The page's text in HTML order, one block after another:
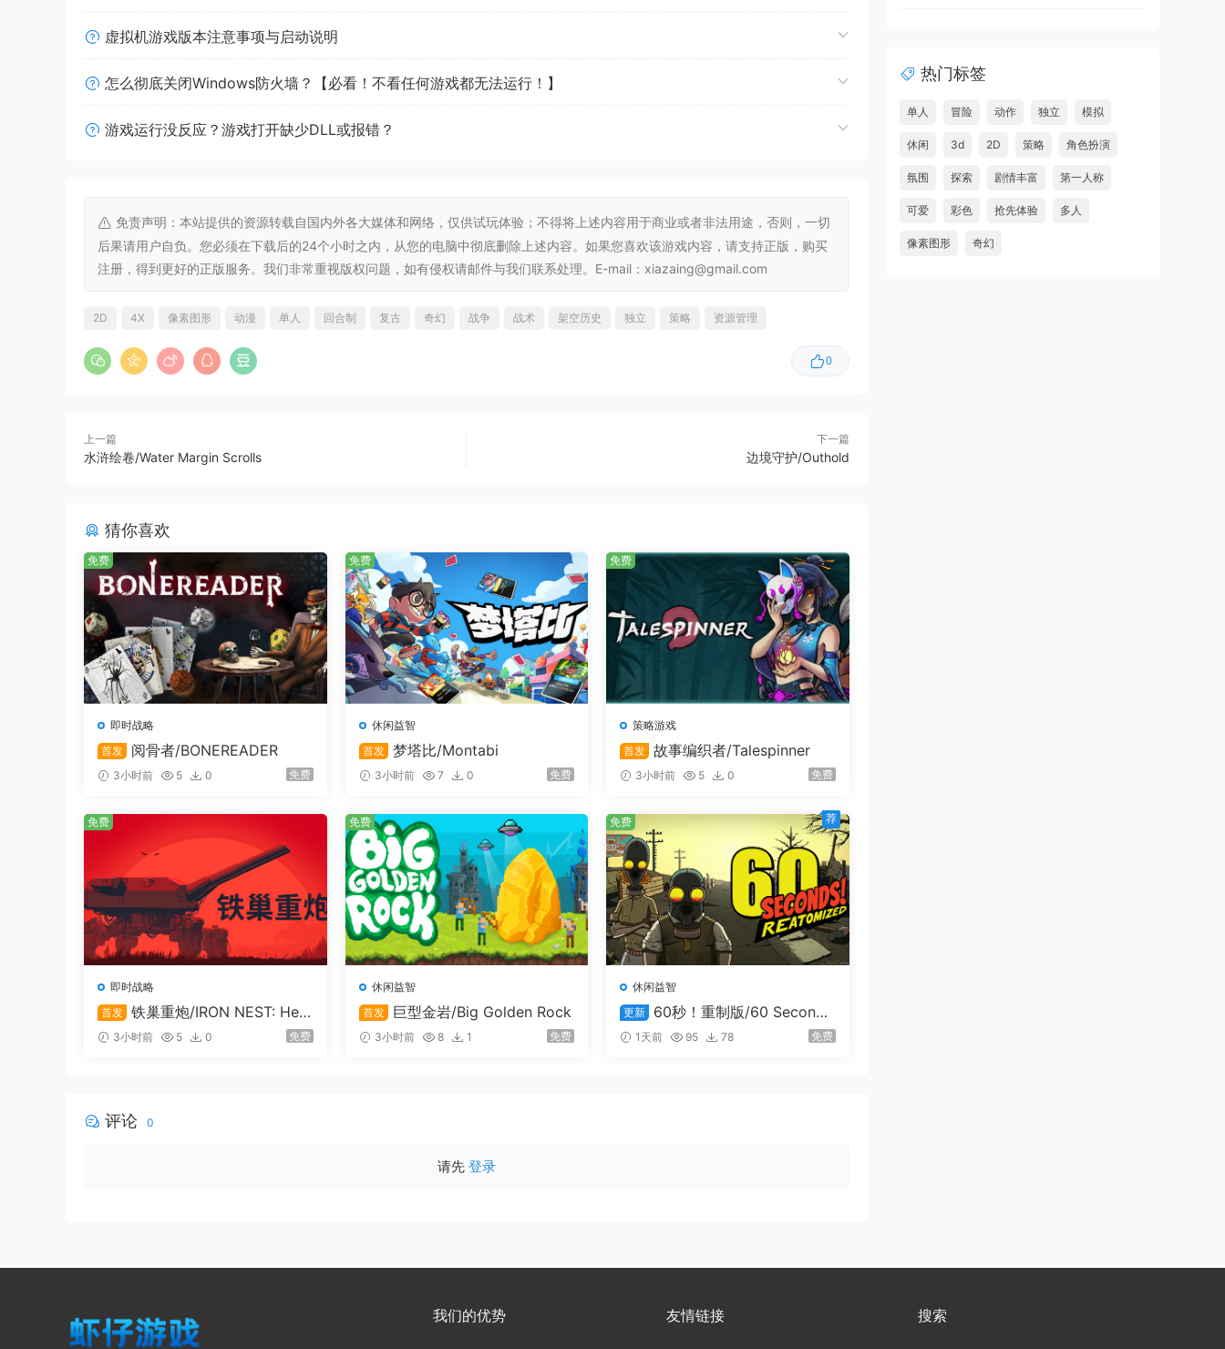
20个各具特色势力可供玩家选择。不同势力初始英雄不同，起始位置不同，具有独特效果，下辖特殊类型士兵。士兵分
六大种，类型数量多达55个，可供玩家操练升级。300余位英雄下辖兵种不同，属性技能各异，玩家可通过招募、游
经营经济，维护城防，管理税收，任命大臣，举行庆典，维护民意，快节奏的回合制策略模拟，简化系统复杂度的基础
上保留了策略深度，玩家可采取多种手段提升自身实力。外交谈判，合纵连横，整兵备武，攻伐四方，超过50座城池等
待玩家征服。治国安民，富国强兵，与19个对手势力争雄争霸，直至统一伊格利亚大陆。
虚拟机游戏版本注意事项与启动说明
怎么彻底关闭Windows防火墙？【必看！不看任何游戏都无法运行！】
游戏运行没反应？游戏打开缺少DLL或报错？
免责声明：本站提供的资源转载自国内外各大媒体和网络，仅供试玩体验；不得将上述内容用于商业或者非法用途，否则，一切
后果请用户自负。您必须在下载后的24个小时之内，从您的电脑中彻底删除上述内容。如果您喜欢该游戏内容，请支持正版，购买
注册，得到更好的正版服务。我们非常重视版权问题，如有侵权请邮件与我们联系处理。E-mail：xiazaing@gmail.com
0
2D 4X 像素图形 动漫 单人 回合制 复古 奇幻 战争 战术 架空历史 独立 策略 资源管理
上一篇
水浒绘卷/Water Margin Scrolls
下一篇
边境守护/Outhold
猜你喜欢
即时战略
首发
阅骨者/BONEREADER
3小时前 5 0 免费
免费
休闲益智
首发
梦塔比/Montabi
3小时前 7 0 免费
免费
策略游戏
首发
故事编织者/Talespinner
3小时前 5 0 免费
免费
即时战略
首发 铁巢重炮/IRON NEST: Hea
vy Turret Simulator
3小时前 5 0 免费
免费
休闲益智
首发
巨型金岩/Big Golden Rock
3小时前 8 1 免费
免费
休闲益智
更新
60秒！重制版/60 Second
s! Reatomized
1天前 95 78 免费
免费 荐
评论 0
请先 登录
虾仔游戏
首发 故事编织者/Talespinner
虾仔游戏 3小时前
Turret Simulator
首发 巨型金岩/Big Golden Rock
u***********7
热门标签
单人 冒险 动作 独立 模拟
休闲 3d 2D 策略 角色扮演
氛围 探索 剧情丰富 第一人称
可爱 彩色 抢先体验 多人
像素图形 奇幻
我们的优势 友情链接 搜索